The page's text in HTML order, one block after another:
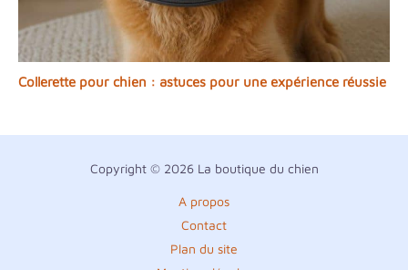
Collerette pour chien : astuces pour une expérience réussie
Copyright © 2026 La boutique du chien
A propos
Contact
Plan du site